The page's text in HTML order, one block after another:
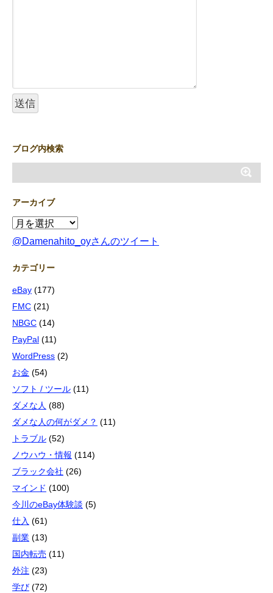
ブログ内検索
アーカイブ
@Damenahito_oyさんのツイート
カテゴリー
eBay (177)
FMC (21)
NBGC (14)
PayPal (11)
WordPress (2)
お金 (54)
ソフト / ツール (11)
ダメな人 (88)
ダメな人の何がダメ？ (11)
トラブル (52)
ノウハウ・情報 (114)
ブラック会社 (26)
マインド (100)
今川のeBay体験談 (5)
仕入 (61)
副業 (13)
国内転売 (11)
外注 (23)
学び (72)